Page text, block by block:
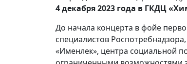
4 декабря 2023 года в ГКДЦ
До начала концерта в фойе
специалистов
«Именлек», центра социальной